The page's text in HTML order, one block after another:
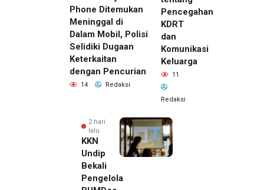
Phone Ditemukan
Meninggal di
Dalam Mobil, Polisi
Selidiki Dugaan
Keterkaitan
dengan Pencurian
14 Redaksi
Pencegahan
KDRT
dan
Komunikasi
Keluarga
11
Redaksi
2 hari
lalu
KKN
Undip
Bekali
Pengelola